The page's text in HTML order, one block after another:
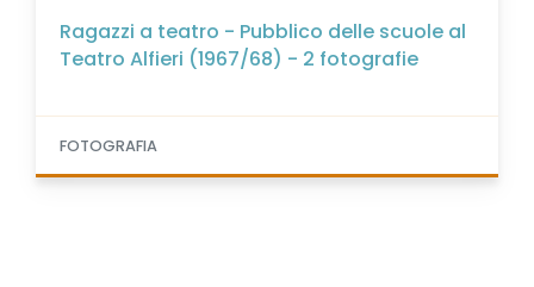
Ragazzi a teatro - Pubblico delle scuole al
Teatro Alfieri (1967/68) - 2 fotografie
FOTOGRAFIA